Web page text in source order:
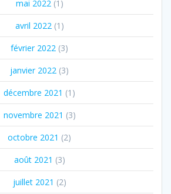
mai 2022(1)
avril 2022(1)
février 2022 (3)
janvier 2022 (3)
décembre 2021 (1)
novembre 2021 (3)
octobre 2021 (2)
août 2021 (3)
juillet 2021 (2)